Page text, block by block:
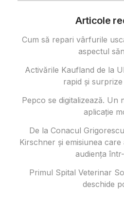
Articole
Cum să repari vârfurile
aspectul
Activările Kaufland de la
rapid și
Pepco se digitalizează. Un
aplicație
De la Conacul
Kirschner și emisiunea
audiența
Primul Spital Veterinar
deschide